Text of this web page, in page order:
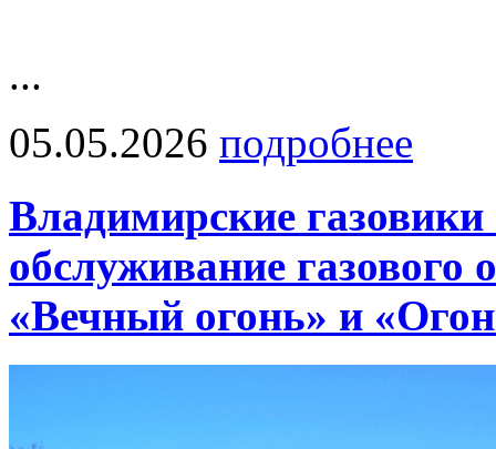
...
05.05.2026 подробнее
Владимирские газовики
обслуживание газового
«Вечный огонь» и